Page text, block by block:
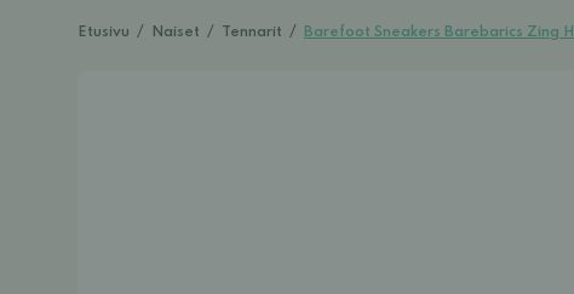
Etusivu / Naiset / Tennarit / Barefoot Sneakers Barebarics Zing